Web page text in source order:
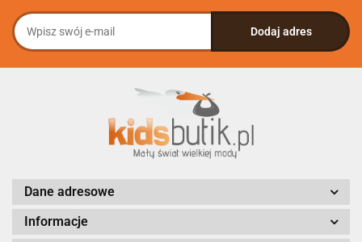
Dane adresowe
Informacje